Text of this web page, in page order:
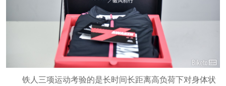
铁人三项运动考验的是长时间长距离高负荷下对身体状